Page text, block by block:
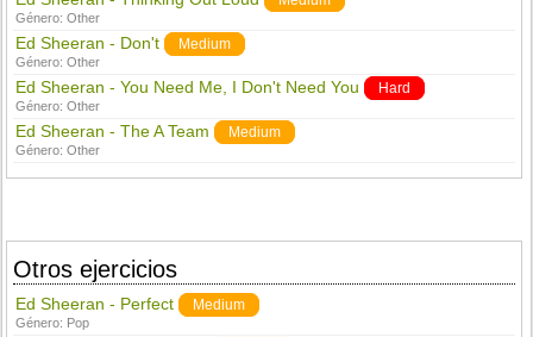
Género:Other
Ed Sheeran - Don't Medium
Género:Other
Ed Sheeran - You Need Me, I Don't Need You Hard
Género:Other
Ed Sheeran - The A Team Medium
Género:Other
Otros ejercicios
Ed Sheeran - Perfect Medium
Género: Pop